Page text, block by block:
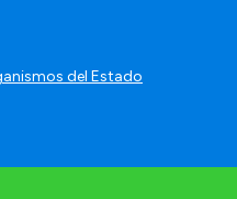
del Estado